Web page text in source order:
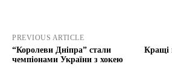
PREVIOUS ARTICLE
“Королеви Дніпра” стали
чемпіонами України з хокею
Кращі